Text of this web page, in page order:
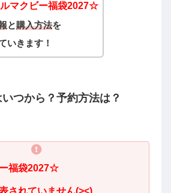
マクビー福袋2027☆
と購入方法を
いきます！
つから？予約方法は？
福袋2027☆
されていません(><)